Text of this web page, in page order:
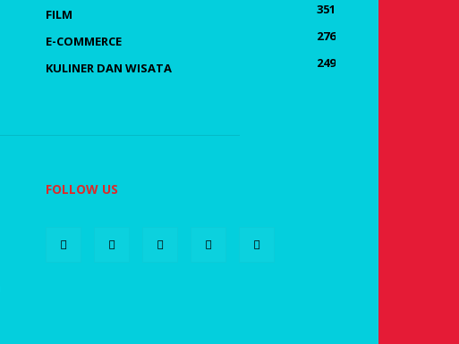
FILM
351
E-COMMERCE
276
KULINER DAN WISATA
249
FOLLOW US